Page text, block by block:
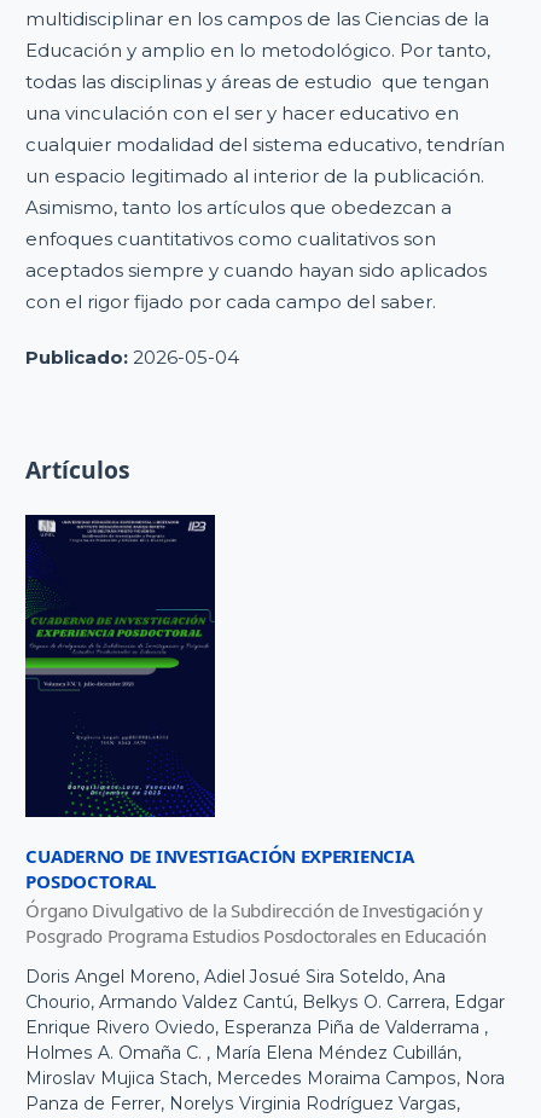
multidisciplinar en los campos de las Ciencias de la
Educación y amplio en lo metodológico. Por tanto,
todas las disciplinas y áreas de estudio que tengan
una vinculación con el ser y hacer educativo en
cualquier modalidad del sistema educativo, tendrían
un espacio legitimado al interior de la publicación.
Asimismo, tanto los artículos que obedezcan a
enfoques cuantitativos como cualitativos son
aceptados siempre y cuando hayan sido aplicados
con el rigor fijado por cada campo del saber.
Publicado:2026-05-04
Artículos
CUADERNO DE INVESTIGACIÓN EXPERIENCIA
POSDOCTORAL
Órgano Divulgativo de la Subdirección de Investigación y
Posgrado Programa Estudios Posdoctorales en Educación
Doris Angel Moreno, Adiel Josué Sira Soteldo, Ana
Chourio, Armando Valdez Cantú, Belkys O. Carrera, Edgar
Enrique Rivero Oviedo, Esperanza Piña de Valderrama ,
Holmes A. Omaña C. , María Elena Méndez Cubillán,
Miroslav Mujica Stach, Mercedes Moraima Campos, Nora
Panza de Ferrer, Norelys Virginia Rodríguez Vargas,